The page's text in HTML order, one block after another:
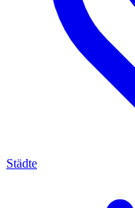
Städte